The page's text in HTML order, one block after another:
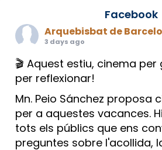
Facebook
Arquebisbat de
3 days ago
🎬 Aquest estiu, cinema
per reflexionar!
Mn. Peio Sánchez proposa
per a aquestes vacances.
tots els públics que ens
preguntes sobre l'acollida,